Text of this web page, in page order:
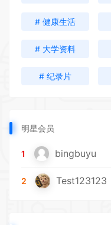
# 健康生活
# 大学资料
# 纪录片
明星会员
1 bingbuyu
2 Test123123